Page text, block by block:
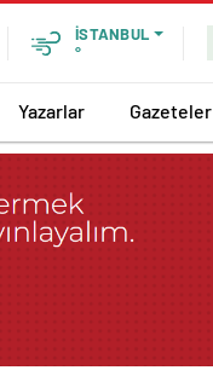
İSTANBUL
°
Yazarlar Gazeteler